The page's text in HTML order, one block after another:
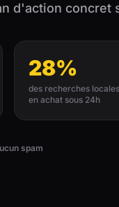
d'action concret
28%
des recherches
en achat sous 24h
spam